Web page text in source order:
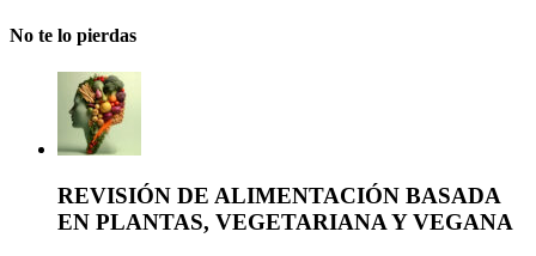
No te lo pierdas
REVISIÓN DE ALIMENTACIÓN BASADA
EN PLANTAS, VEGETARIANA Y VEGANA